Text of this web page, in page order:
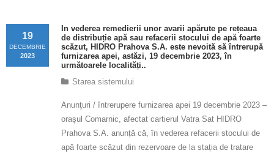
Comunicare
Contact
In vederea remedierii unor avarii apărute pe rețeaua
de distribuție apă sau refacerii stocului de apă foarte
scăzut, HIDRO Prahova S.A. este nevoită să întrerupă
furnizarea apei, astăzi, 19 decembrie 2023, în
următoarele localități..
19
DECEMBRIE
2023
Starea sistemului
Anunţuri / întrerupere furnizarea apei 19 decembrie 2023 –
orașul Comarnic, afectat cartierul Vatra Sat HIDRO
Prahova S.A. anunță că, în vederea refacerii stocului de
apă foarte scăzut din rezervoare de la stația de tratare